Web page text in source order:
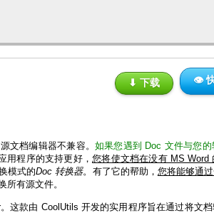
⬇ 下载 👁
文档编辑器不兼容。 如果您遇到 Doc 文件与您
用程序的支持更好，您将使文档在没有 MS Word
模式的Doc 转换器。有了它的帮助， 您将能够通
所有源文件。
这款由 CoolUtils 开发的实用程序旨在通过将文